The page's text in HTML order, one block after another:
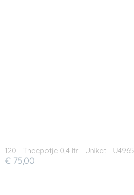
120 - Theepotje 0,4 ltr - Unikat - U4965
€ 75,00